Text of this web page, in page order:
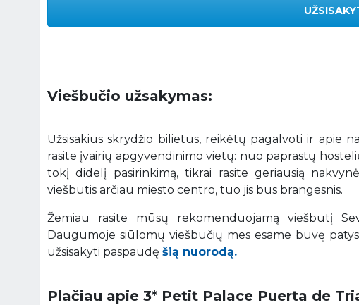
Viešbučio užsakymas:
Užsisakius skrydžio bilietus, reikėtų pagalvoti ir apie
rasite įvairių apgyvendinimo vietų: nuo paprastų
tokį didelį pasirinkimą, tikrai rasite geriausią
viešbutis arčiau miesto centro, tuo jis bus brangesnis.
Žemiau rasite mūsų rekomenduojamą viešbutį
Daugumoje siūlomų viešbučių mes esame buvę
užsisakyti paspaudę šią nuorodą.
Plačiau apie 3* Petit Palace Puerta de